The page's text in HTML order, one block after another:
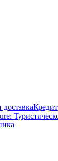
доставкаКредит